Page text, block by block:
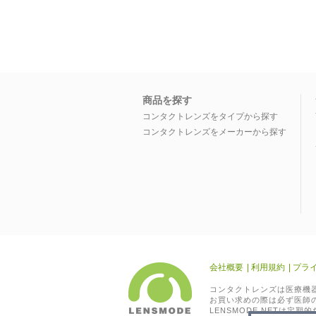
商品を探す
コンタクトレンズをタイプから探す
コンタクトレンズをメーカーから探す
会社概要 | 利用規約 | プラ
コンタクトレンズは医療機
お買い求めの際は必ず医師
LENSMODE.NETは定期的